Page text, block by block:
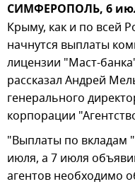
СИМФЕРОПОЛЬ, 6
Крыму, как и по всей
начнутся выплаты
лицензии "Маст-
рассказал Андрей
генерального
корпорации
"Выплаты по вкладам
июля, а 7 июля
агентов необходимо